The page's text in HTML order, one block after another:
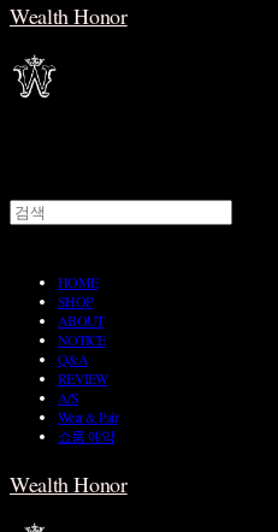
Wealth Honor
HOME
SHOP
ABOUT
NOTICE
Q&A
REVIEW
A/S
Wear & Pair
쇼룸 예약
Wealth Honor